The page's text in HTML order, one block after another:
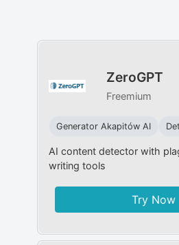
ZeroGPT
Freemium
Generator Akapitów AI
AI content detector with
writing tools
Try Now